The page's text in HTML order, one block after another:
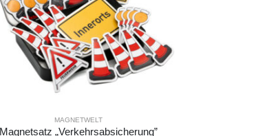
MAGNETWELT
Magnetsatz „Verkehrsabsicherung”